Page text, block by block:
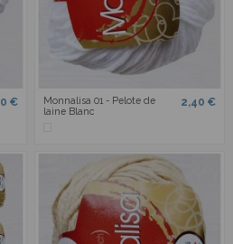
€
Monnalisa 01 - Pelote de
laine Blanc
2,40 €